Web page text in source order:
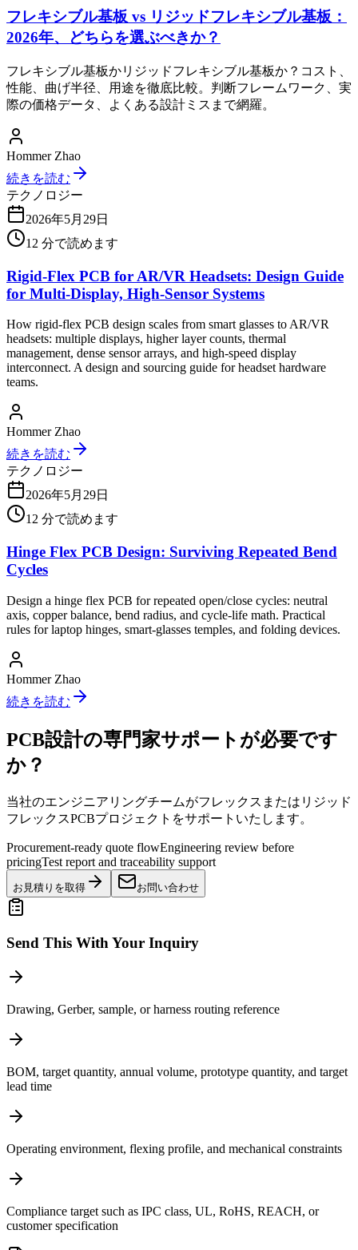
フレキシブル基板 vs リジッドフレキシブル基板：
2026年、どちらを選ぶべきか？
フレキシブル基板かリジッドフレキシブル基板か？コスト、
性能、曲げ半径、用途を徹底比較。判断フレームワーク、実
際の価格データ、よくある設計ミスまで網羅。
Hommer Zhao
続きを読む
テクノロジー
2026年5月29日
12 分で読めます
Rigid-Flex PCB for AR/VR Headsets: Design Guide
for Multi-Display, High-Sensor Systems
How rigid-flex PCB design scales from smart glasses to AR/VR
headsets: multiple displays, higher layer counts, thermal
management, dense sensor arrays, and high-speed display
interconnect. A design and sourcing guide for headset hardware
teams.
Hommer Zhao
続きを読む
テクノロジー
2026年5月29日
12 分で読めます
Hinge Flex PCB Design: Surviving Repeated Bend
Cycles
Design a hinge flex PCB for repeated open/close cycles: neutral
axis, copper balance, bend radius, and cycle-life math. Practical
rules for laptop hinges, smart-glasses temples, and folding devices.
Hommer Zhao
続きを読む
PCB設計の専門家サポートが必要です
か？
当社のエンジニアリングチームがフレックスまたはリジッド
フレックスPCBプロジェクトをサポートいたします。
Procurement-ready quote flowEngineering review before
pricingTest report and traceability support
お見積りを取得 お問い合わせ
Send This With Your Inquiry
Drawing, Gerber, sample, or harness routing reference
BOM, target quantity, annual volume, prototype quantity, and target
lead time
Operating environment, flexing profile, and mechanical constraints
Compliance target such as IPC class, UL, RoHS, REACH, or
customer specification